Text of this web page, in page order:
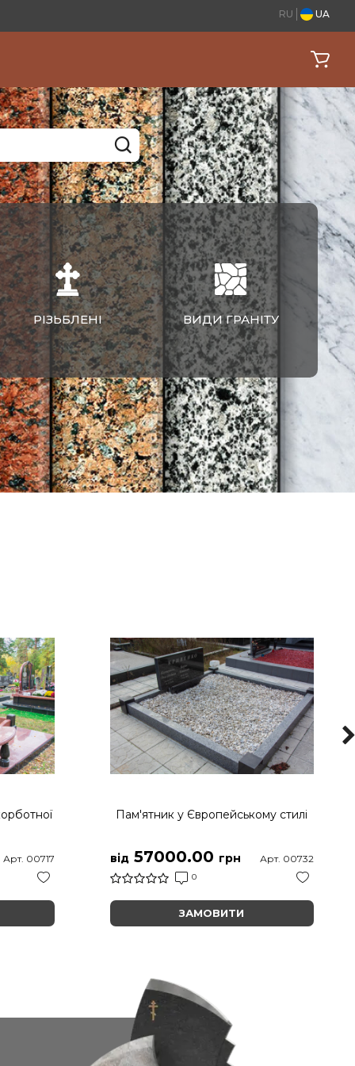
RU UA
РІЗЬБЛЕНІ ВИДИ ГРАНІТУ
Арт. 00717
Пам'ятник у Європейському стилі
від57000.00 грн
0
Арт. 00732
ЗАМОВИТИ